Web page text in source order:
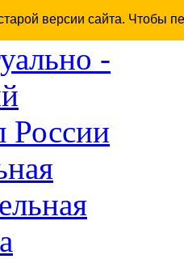
версии сайта. Чтобы
-
России